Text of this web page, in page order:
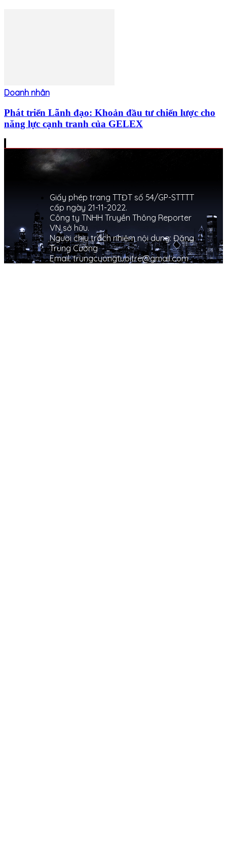
Doanh nhân
Phát triển Lãnh đạo: Khoản đầu tư chiến lược cho
năng lực cạnh tranh của GELEX
Giấy phép trang TTĐT số 54/GP-STTTT
cấp ngày 21-11-2022.
Công ty TNHH Truyền Thông Reporter
VN sở hữu.
Người chịu trách nhiệm nội dung: Đặng
Trung Cường
Email: trungcuongtuoitre@gmail.com